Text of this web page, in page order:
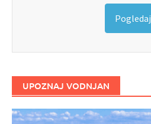
Pogledaj
UPOZNAJ VODNJAN